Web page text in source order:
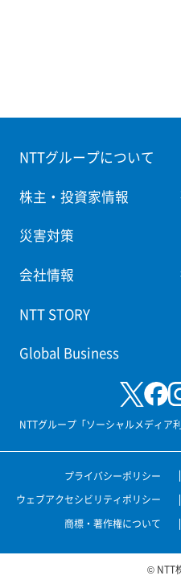
NTTグループについて
株主・投資家情報
災害対策
会社情報
NTT STORY
Global Business
NTTグループ「ソーシャルメディア
プライバシーポリシー
ウェブアクセシビリティポリシー
商標・著作権について
© NTT